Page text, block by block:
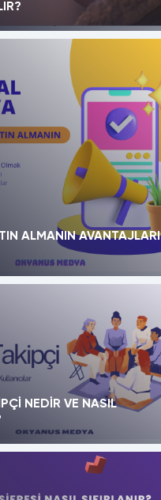
ALMANIN AVANTAJLARI
NEDIR VE NASIL